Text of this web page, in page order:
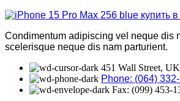
Condimentum adipiscing vel neque dis
scelerisque neque dis nam parturient.
451 Wall Street,
Phone: (064)
Fax: (099) 453-